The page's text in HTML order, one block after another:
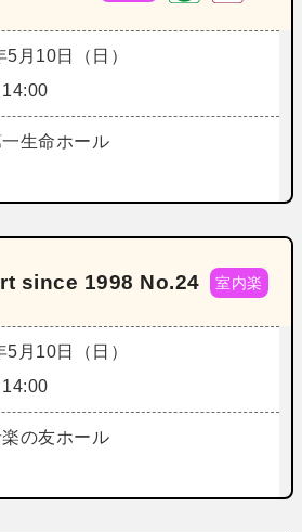
5月10日（日）
14:00
生命ホール
since 1998 No.24 室内楽
5月10日（日）
14:00
の友ホール